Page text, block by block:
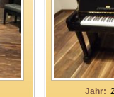
Jahr: